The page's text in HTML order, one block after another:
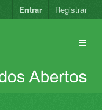
Entrar Registrar